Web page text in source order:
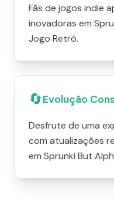
Fãs de jogos indie
inovadoras em
Jogo Retrô.
🔄Evolução
Desfrute de uma
com atualizações
em Sprunki But